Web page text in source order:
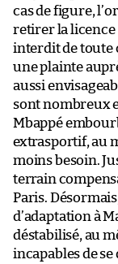
cas de figure,
retirer la licence
interdit de toute
une plainte
aussi
sont nombreux
Mbappé
extrasportif, au
moins besoin.
terrain
Paris.
d’adaptation à
déstabilisé, au
incapables de